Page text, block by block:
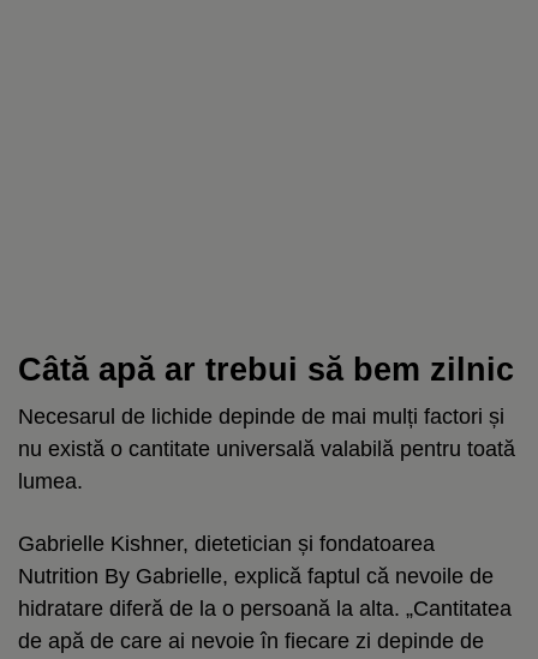
Câtă apă ar trebui să bem zilnic
Necesarul de lichide depinde de mai mulți factori și
nu există o cantitate universală valabilă pentru toată
lumea.
Gabrielle Kishner, dietetician și fondatoarea
Nutrition By Gabrielle, explică faptul că nevoile de
hidratare diferă de la o persoană la alta. „Cantitatea
de apă de care ai nevoie în fiecare zi depinde de